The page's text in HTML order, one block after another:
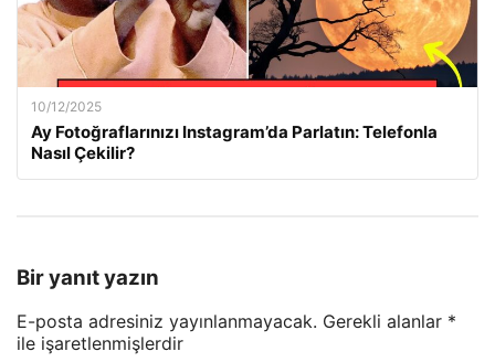
10/12/2025
Ay Fotoğraflarınızı Instagram’da Parlatın: Telefonla
Nasıl Çekilir?
Bir yanıt yazın
E-posta adresiniz yayınlanmayacak. Gerekli alanlar *
ile işaretlenmişlerdir